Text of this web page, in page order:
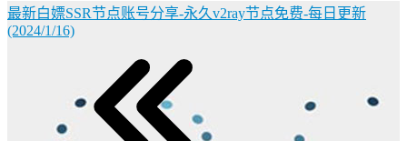
最新白嫖SSR节点账号分享-永久v2ray节点免费-每日更新
(2024/1/16)